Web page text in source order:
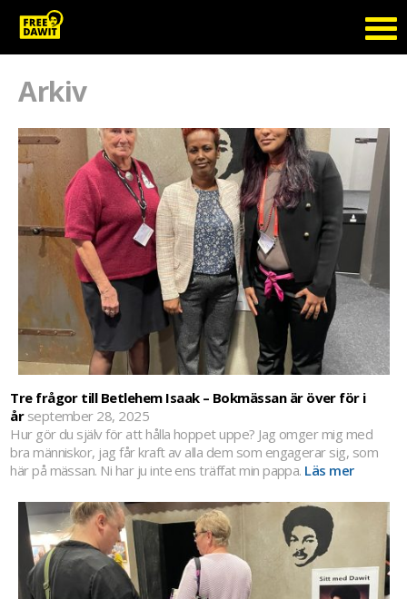
Arkiv
Tre frågor till Betlehem Isaak – Bokmässan är över för i
år september 28, 2025
Hur gör du själv för att hålla hoppet uppe? Jag omger mig med
bra människor, jag får kraft av alla dem som engagerar sig, som
här på mässan. Ni har ju inte ens träffat min pappa. Läs mer